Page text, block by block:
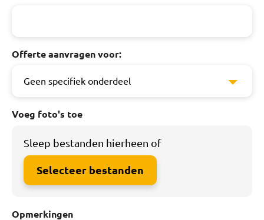
Offerte aanvragen voor:
Voeg foto's toe
Sleep bestanden hierheen of
Selecteer bestanden
Opmerkingen